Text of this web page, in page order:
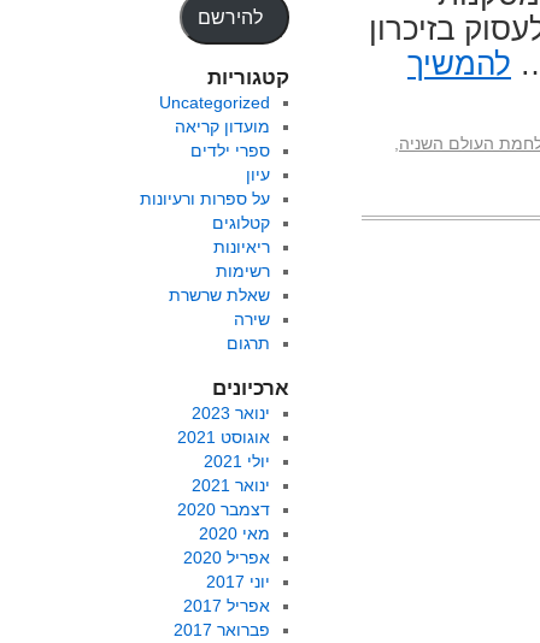
בזיכרון
להמשיך
העולם השניה
להירשם
קטגוריות
Uncategorized
מועדון קריאה
ספרי ילדים
עיון
על ספרות ורעיונות
קטלוגים
ריאיונות
רשימות
שאלת שרשרת
שירה
תרגום
ארכיונים
ינואר 2023
אוגוסט 2021
יולי 2021
ינואר 2021
דצמבר 2020
מאי 2020
אפריל 2020
יוני 2017
אפריל 2017
פברואר 2017